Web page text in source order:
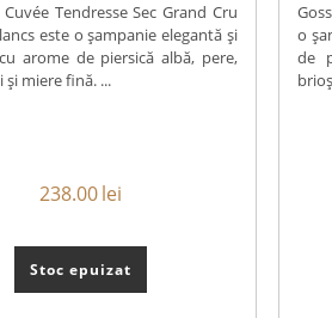
Tendresse Sec Grand Cru
este o șampanie elegantă și
arome de piersică albă, pere,
și miere fină. ...
238.00lei
Stoc epuizat
o
de